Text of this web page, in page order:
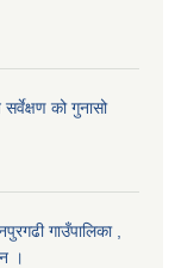
को गुनासो
गाउँपालिका ,
।